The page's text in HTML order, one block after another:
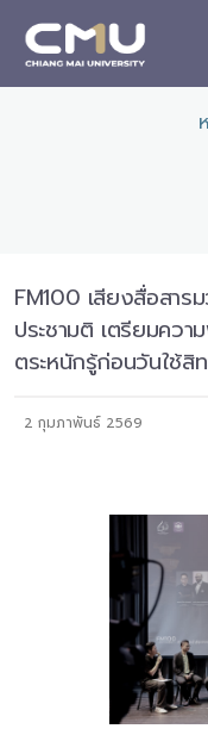
FM100 เสียงสื่อสาร
ประชามติ เตรียมควา
ตระหนักรู้ก่อนวันใช้
2 กุมภาพันธ์ 2569